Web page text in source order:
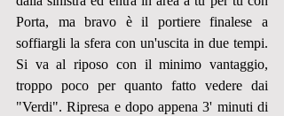
Porta, ma bravo è il portiere finalese a
soffiargli la sfera con un'uscita in due tempi.
Si va al riposo con il minimo vantaggio,
troppo poco per quanto fatto vedere dai
"Verdi". Ripresa e dopo appena 3' minuti di